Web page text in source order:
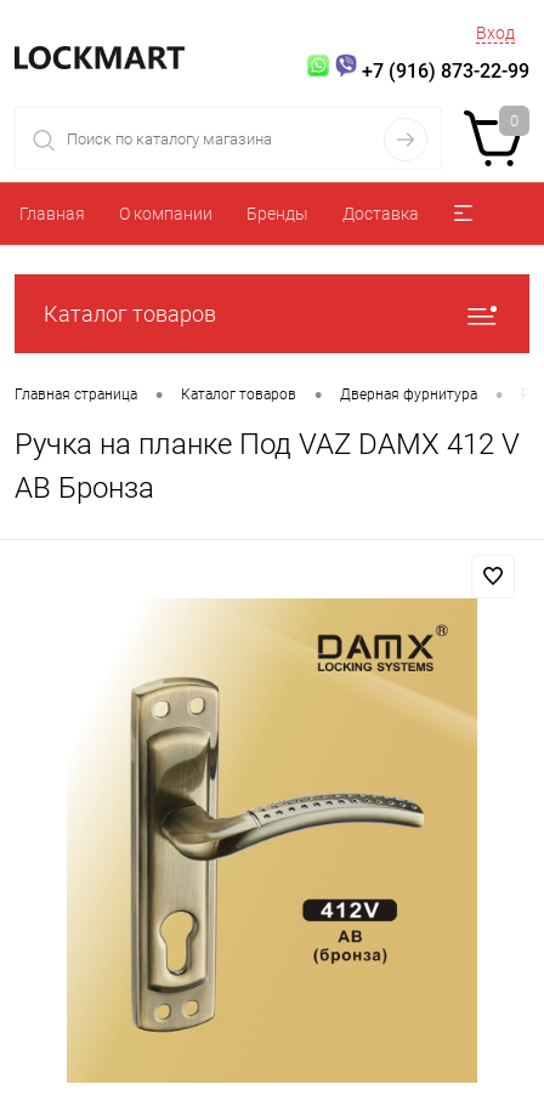
Вход
+7 (916) 873-22-99
0
Главная О компании Бренды Доставка
Каталог товаров
Главная страница • Каталог товаров • Дверная фурнитура •
Ручка на планке Под VAZ DAMX 412 V
AB Бронза